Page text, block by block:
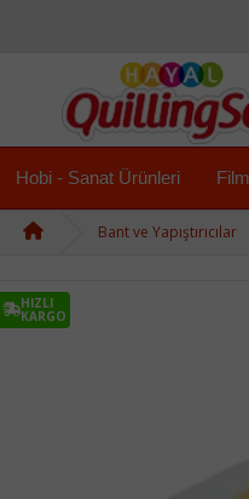
Hobi - Sanat Ürünleri
Bant ve Yapıştırıcılar
HIZLI
KARGO